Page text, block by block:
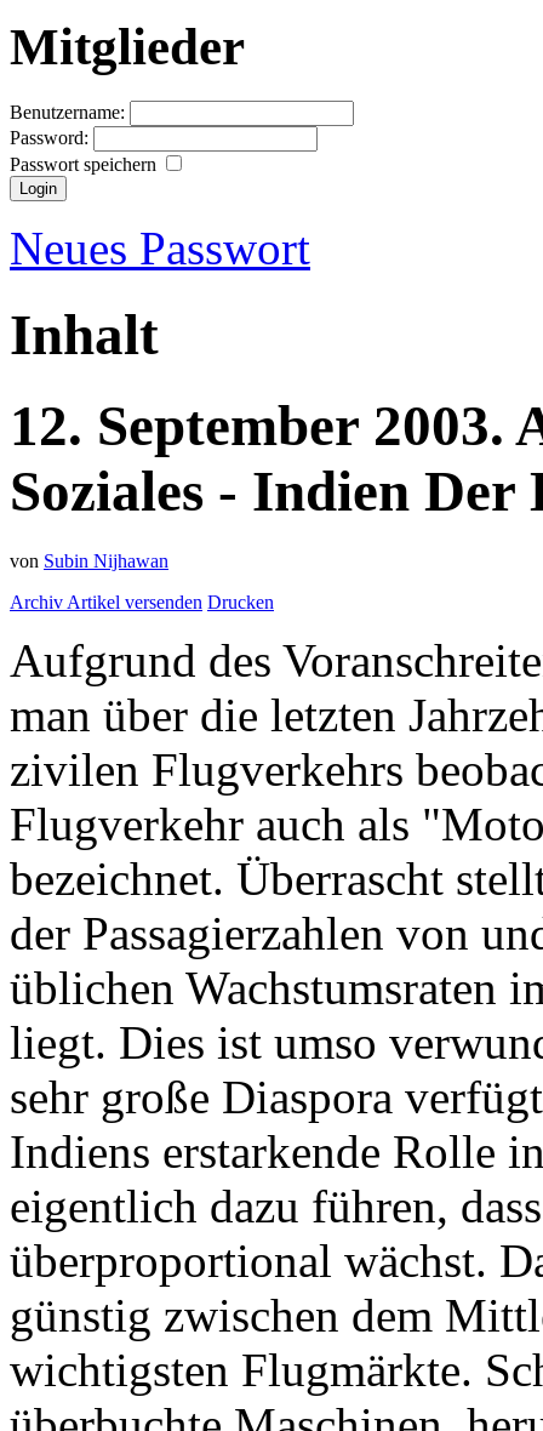
Mitglieder
Benutzername:
Password:
Passwort speichern
Neues Passwort
Inhalt
12. September 2003.
Soziales - Indien Der
von Subin Nijhawan
Archiv Artikel versenden Drucken
Aufgrund des
man über die letzten
zivilen Flugverkehrs
Flugverkehr auch als
bezeichnet. Überrascht
der Passagierzahlen von
üblichen Wachstumsraten
liegt. Dies ist umso
sehr große Diaspora
Indiens erstarkende Rolle
eigentlich dazu führen,
überproportional wächst.
günstig zwischen dem
wichtigsten Flugmärkte.